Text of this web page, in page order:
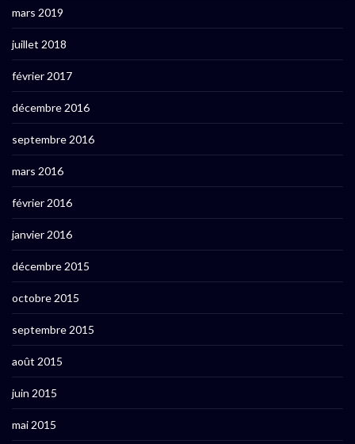
mars 2019
juillet 2018
février 2017
décembre 2016
septembre 2016
mars 2016
février 2016
janvier 2016
décembre 2015
octobre 2015
septembre 2015
août 2015
juin 2015
mai 2015